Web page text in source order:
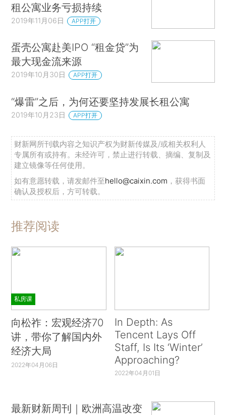
租公寓业务亏损持续
2019年11月06日 APP打开
蛋壳公寓赴美IPO “租金贷”为
最大现金流来源
2019年10月30日 APP打开
“爆雷”之后，为何还要坚持发展长租公寓
2019年10月23日 APP打开
财新网所刊载内容之知识产权为财新传媒及/或相关权利人
专属所有或持有。未经许可，禁止进行转载、摘编、复制及
建立镜像等任何使用。
如有意愿转载，请发邮件至hello@caixin.com ，获得书面
确认及授权后，方可转载。
推荐阅读
私房课
向松祚：宏观经济70
讲，带你了解国内外
经济大局
2022年04月06日
In Depth: As
Tencent Lays Off
Staff, Is Its ‘Winter’
Approaching?
2022年04月01日
最新财新周刊｜欧洲高温改变